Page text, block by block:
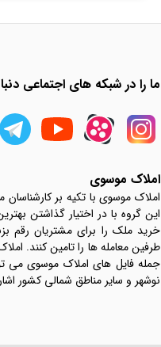
ما را در شبکه های اجتماعی
املاک موسوی
املاک موسوی با تکیه بر
این گروه با در اختیار گذاشتن
خرید ملک را برای مشتریان رقم
جمله فایل های املاک موسوی می
نوشهر و سایر مناطق شمالی کشور